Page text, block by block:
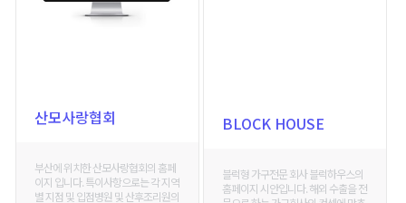
BLOCK HOUSE
블럭형 가구전문 회사 블럭하우스의
홈페이지 시안입니다. 해외 수출을 전
산모사랑협회
부산에 위치한 산모사랑협회의 홈페
이지 입니다. 특이사항으로는 각 지역
별 지점 및 입점병원 및 산후조리원의